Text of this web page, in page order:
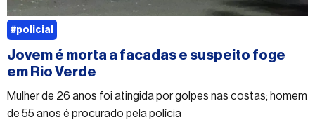
Jovem é morta a facadas e suspeito foge
em Rio Verde
Mulher de 26 anos foi atingida por golpes nas costas; homem
de 55 anos é procurado pela polícia
#policial